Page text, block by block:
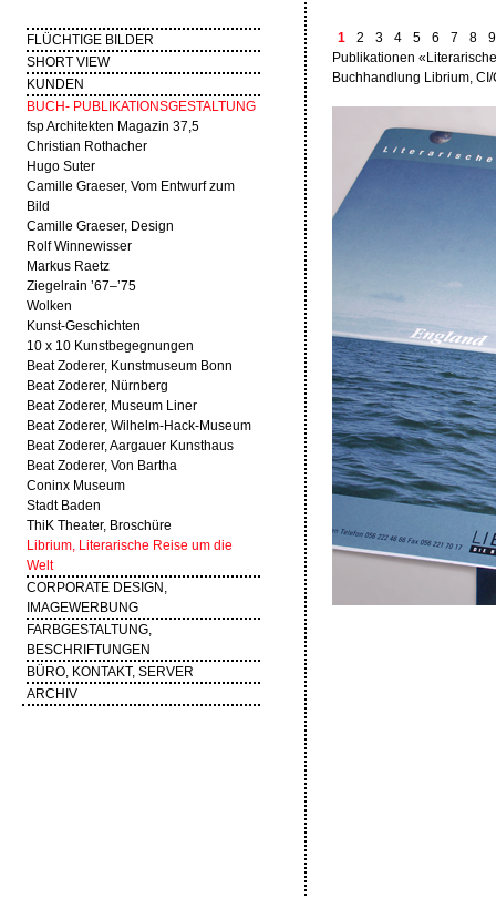
FLÜCHTIGE BILDER
SHORT VIEW
KUNDEN
BUCH- PUBLIKATIONSGESTALTUNG
fsp Architekten Magazin 37,5
Christian Rothacher
Hugo Suter
Camille Graeser, Vom Entwurf zum
Bild
Camille Graeser, Design
Rolf Winnewisser
Markus Raetz
Ziegelrain ’67–’75
Wolken
Kunst-Geschichten
10 x 10 Kunstbegegnungen
Beat Zoderer, Kunstmuseum Bonn
Beat Zoderer, Nürnberg
Beat Zoderer, Museum Liner
Beat Zoderer, Wilhelm-Hack-Museum
Beat Zoderer, Aargauer Kunsthaus
Beat Zoderer, Von Bartha
Coninx Museum
Stadt Baden
ThiK Theater, Broschüre
Librium, Literarische Reise um die
Welt
CORPORATE DESIGN,
IMAGEWERBUNG
FARBGESTALTUNG,
BESCHRIFTUNGEN
BÜRO, KONTAKT, SERVER
ARCHIV
1 2 3 4 5 6 7 8
9
Publikationen
Buchhandlung Librium,